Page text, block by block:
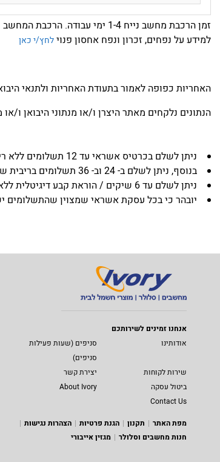
זמן הרכבת מחשב נייח 1-4 ימי עבודה. הרכבת המחשב כלולה במחיר ואינה כרוכה בתשלום נוסף
למידע על נפחים, זכרון ונפח אחסון פנוילחץ/י כאן
האחריות כפופה לאמור בתעודת האחריות ולתנאי
הנתונים נלקחים מאתר היצרן ו/או מנתוני היבואן ו/
ניתן לשלם בכרטיס אשראי עד 12 תשלומים ללא ריבית, זאת למעט בגין מוצרים שמצוין בדף המכירה באתר שכמות התשלומים שניתן לבצע ללא תוספת ריבית הינה אחרת.
בנוסף, ניתן לשלם ב- 24 וב- 36 תשלומים בריבית שנתית בשיעור של 5.95% (אלא אם המוצר נמכר בעד 36 תשלומים ללא ריבית).
ניתן לשלם עד 6 שיקים / הוראת קבע דיגיטלית ללא ריבית בכפוף לתנאי ERN.
יובהר כי בכל עסקת אשראי שמצוין שהתשלומים
אנחנו זמינים לשירותכם
אודותינו
סניפים (שעות פעילות
סניפים)
שירות לקוחות
יצירת קשר
ביטול עסקה
About Ivory
Contact Us
מפת האתר
תקנון הגנת פרטיות
הצהרות נגישות
חנות מחשבים וסלולר
מגזין אייבורי